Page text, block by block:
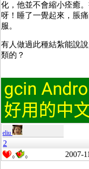
化，他並不會縮小痊癒
呀！睡了一覺起來，脹
服。
有人做過此種結紮能說
類的？
eliu
2
0 0 2007-